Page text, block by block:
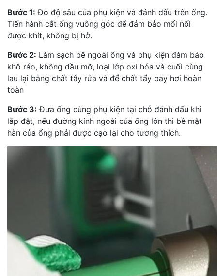
Bước 1: Đo độ sâu của phụ kiện và đánh dấu trên ống.
Tiến hành cắt ống vuông góc để đảm bảo mối nối
được khít, không bị hở.
Bước 2: Làm sạch bề ngoài ống và phụ kiện đảm bảo
khô ráo, không dầu mỡ, loại lớp oxi hóa và cuối cùng
lau lại bằng chất tẩy rửa và để chất tẩy bay hơi hoàn
toàn
Bước 3: Đưa ống cùng phụ kiện tại chỗ đánh dấu khi
lắp đặt, nếu đường kính ngoài của ống lớn thì bề mặt
hàn của ống phải được cạo lại cho tương thích.